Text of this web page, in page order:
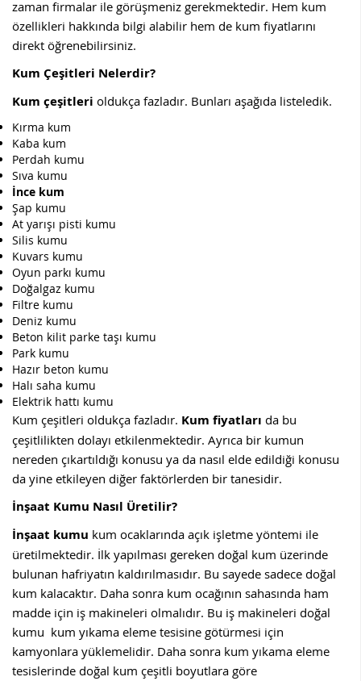
zaman firmalar ile görüşmeniz gerekmektedir. Hem kum
özellikleri hakkında bilgi alabilir hem de kum fiyatlarını
direkt öğrenebilirsiniz.
Kum Çeşitleri Nelerdir?
Kum çeşitleri oldukça fazladır. Bunları aşağıda listeledik.
Kırma kum
Kaba kum
Perdah kumu
Sıva kumu
İnce kum
Şap kumu
At yarışı pisti kumu
Silis kumu
Kuvars kumu
Oyun parkı kumu
Doğalgaz kumu
Filtre kumu
Deniz kumu
Beton kilit parke taşı kumu
Park kumu
Hazır beton kumu
Halı saha kumu
Elektrik hattı kumu
Kum çeşitleri oldukça fazladır. Kum fiyatları da bu
çeşitlilikten dolayı etkilenmektedir. Ayrıca bir kumun
nereden çıkartıldığı konusu ya da nasıl elde edildiği konusu
da yine etkileyen diğer faktörlerden bir tanesidir.
İnşaat Kumu Nasıl Üretilir?
İnşaat kumu kum ocaklarında açık işletme yöntemi ile
üretilmektedir. İlk yapılması gereken doğal kum üzerinde
bulunan hafriyatın kaldırılmasıdır. Bu sayede sadece doğal
kum kalacaktır. Daha sonra kum ocağının sahasında ham
madde için iş makineleri olmalıdır. Bu iş makineleri doğal
kumu kum yıkama eleme tesisine götürmesi için
kamyonlara yüklemelidir. Daha sonra kum yıkama eleme
tesislerinde doğal kum çeşitli boyutlara göre